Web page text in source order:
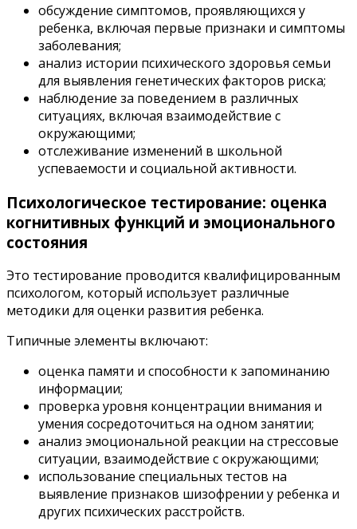
обсуждение симптомов, проявляющихся у
ребенка, включая первые признаки и симптомы
заболевания;
анализ истории психического здоровья семьи
для выявления генетических факторов риска;
наблюдение за поведением в различных
ситуациях, включая взаимодействие с
окружающими;
отслеживание изменений в школьной
успеваемости и социальной активности.
Психологическое тестирование: оценка
когнитивных функций и эмоционального
состояния
Это тестирование проводится квалифицированным
психологом, который использует различные
методики для оценки развития ребенка.
Типичные элементы включают:
оценка памяти и способности к запоминанию
информации;
проверка уровня концентрации внимания и
умения сосредоточиться на одном занятии;
анализ эмоциональной реакции на стрессовые
ситуации, взаимодействие с окружающими;
использование специальных тестов на
выявление признаков шизофрении у ребенка и
других психических расстройств.